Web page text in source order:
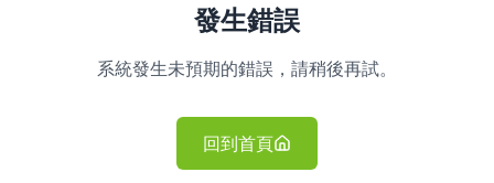
發生錯誤
系統發生未預期的錯誤，請稍後再試。
回到首頁